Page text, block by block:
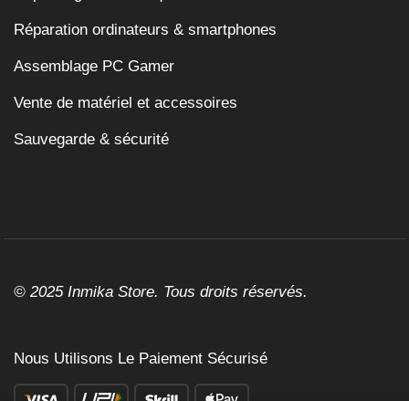
Réparation ordinateurs & smartphones
Assemblage PC Gamer
Vente de matériel et accessoires
Sauvegarde & sécurité
© 2025 Inmika Store. Tous droits réservés.
Nous Utilisons Le Paiement Sécurisé